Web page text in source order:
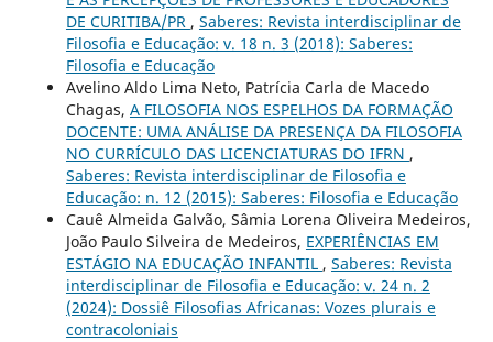
DE CURITIBA/PR , Saberes: Revista interdisciplinar de
Filosofia e Educação: v. 18 n. 3 (2018): Saberes:
Filosofia e Educação
Avelino Aldo Lima Neto, Patrícia Carla de Macedo
Chagas, A FILOSOFIA NOS ESPELHOS DA FORMAÇÃO
DOCENTE: UMA ANÁLISE DA PRESENÇA DA FILOSOFIA
NO CURRÍCULO DAS LICENCIATURAS DO IFRN ,
Saberes: Revista interdisciplinar de Filosofia e
Educação: n. 12 (2015): Saberes: Filosofia e Educação
Cauê Almeida Galvão, Sâmia Lorena Oliveira Medeiros,
João Paulo Silveira de Medeiros, EXPERIÊNCIAS EM
ESTÁGIO NA EDUCAÇÃO INFANTIL , Saberes: Revista
interdisciplinar de Filosofia e Educação: v. 24 n. 2
(2024): Dossiê Filosofias Africanas: Vozes plurais e
contracoloniais